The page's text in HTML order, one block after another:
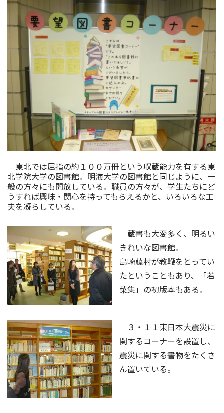
東北では屈指の約１００万冊という収蔵能力を有する東
北学院大学の図書館。明海大学の図書館と同じように、一
般の方々にも開放している。職員の方々が、学生たちにど
うすれば興味・関心を持ってもらえるかと、いろいろな工
夫を凝らしている。
蔵書も大変多く、明るい
きれいな図書館。
島崎藤村が教鞭をとってい
たということもあり、「若
菜集」の初版本もある。
３・１１東日本大震災に
関するコーナーを設置し、
震災に関する書物をたくさ
ん置いている。